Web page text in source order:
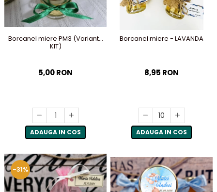
Borcanel miere PM3 (Varianta
KIT)
5,00 RON
ADAUGA IN COS
Borcanel miere - LAVANDA
8,95 RON
ADAUGA IN COS
-31%